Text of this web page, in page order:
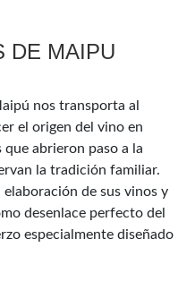
DE MAIPU
nos transporta al
el origen del vino en
abrieron paso a la
la tradición familiar.
de sus vinos y
desenlace perfecto del
especialmente diseñado